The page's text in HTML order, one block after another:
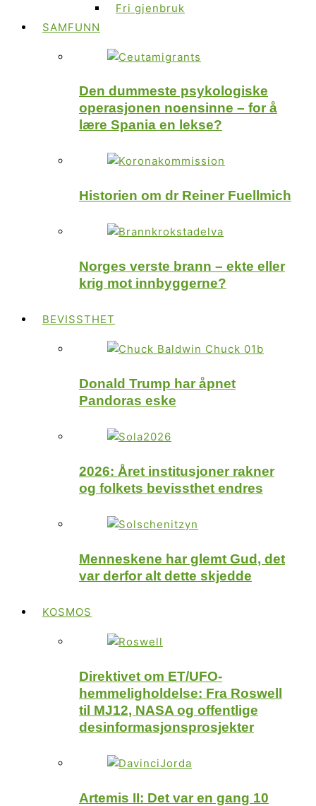
Fri gjenbruk
SAMFUNN
Den dummeste psykologiske
operasjonen noensinne – for å
lære Spania en lekse?
Historien om dr Reiner Fuellmich
Norges verste brann – ekte eller
krig mot innbyggerne?
BEVISSTHET
Donald Trump har åpnet
Pandoras eske
2026: Året institusjoner rakner
og folkets bevissthet endres
Menneskene har glemt Gud, det
var derfor alt dette skjedde
KOSMOS
Direktivet om ET/UFO-
hemmeligholdelse: Fra Roswell
til MJ12, NASA og offentlige
desinformasjonsprosjekter
Artemis II: Det var en gang 10